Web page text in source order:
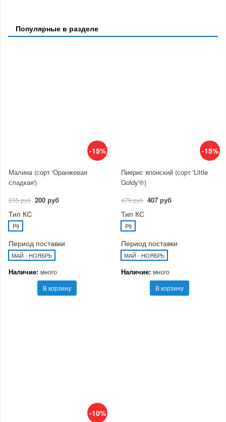
Популярные в разделе
-15%
Малина (сорт 'Оранжевая
сладкая')
235 руб 200 руб
Тип КС
P9
Период поставки
МАЙ - НОЯБРЬ
Наличие: много
В корзину
-15%
Пиерис японский (сорт 'Little
Goldy'®)
479 руб 407 руб
Тип КС
P9
Период поставки
МАЙ - НОЯБРЬ
Наличие: много
В корзину
-10%